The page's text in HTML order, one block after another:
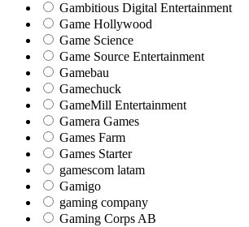
Gambitious Digital Entertainment
Game Hollywood
Game Science
Game Source Entertainment
Gamebau
Gamechuck
GameMill Entertainment
Gamera Games
Games Farm
Games Starter
gamescom latam
Gamigo
gaming company
Gaming Corps AB